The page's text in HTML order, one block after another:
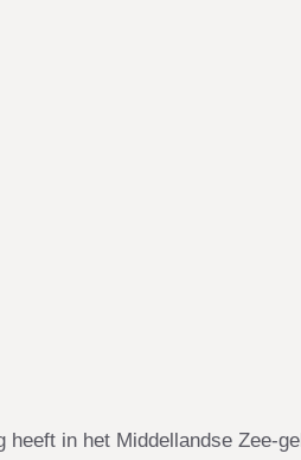
in het Middellandse Zee-